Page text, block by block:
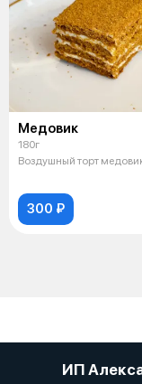
Медовик
180г
Воздушный торт
300 ₽
ИП